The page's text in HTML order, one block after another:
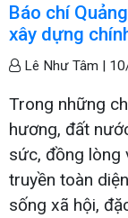
Báo chí
xây dựng
Lê Như Tâm |
Trong những
hương, đất
sức, đồng lòng
truyền toàn
sống xã hội,